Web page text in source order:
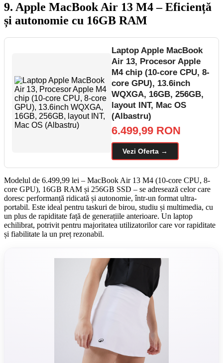
9. Apple MacBook Air 13 M4 – Eficiență
și autonomie cu 16GB RAM
Laptop Apple MacBook
Air 13, Procesor Apple
M4 chip (10-core CPU, 8-
core GPU), 13.6inch
WQXGA, 16GB, 256GB,
layout INT, Mac OS
(Albastru)
6.499,99 RON
Vezi Oferta →
Modelul de 6.499,99 lei – MacBook Air 13 M4 (10-core CPU, 8-
core GPU), 16GB RAM și 256GB SSD – se adresează celor care
doresc performanță ridicată și autonomie, într-un format ultra-
portabil. Este ideal pentru taskuri de birou, studiu și multimedia, cu
un plus de rapiditate față de generațiile anterioare. Un laptop
echilibrat, potrivit pentru majoritatea utilizatorilor care vor rapiditate
și fiabilitate la un preț rezonabil.